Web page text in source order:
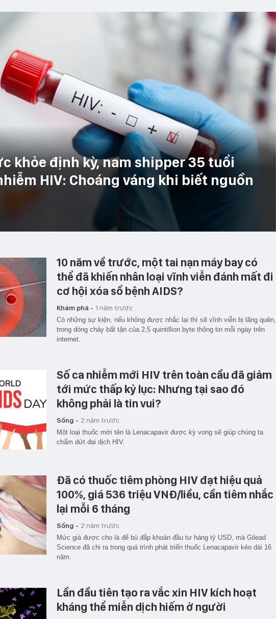
khỏe định kỳ, nam shipper 35 tuổi
HIV: Choáng váng khi biết nguồn
10 năm về trước, một tai nạn máy bay có
thể đã khiến nhân loại vĩnh viễn đánh mất đi
cơ hội xóa sổ bệnh AIDS?
Khám phá - 1 năm trước
Có những sự kiện, nếu không được nhắc lại thì sẽ vĩnh viễn bị lãng quên,
trong dòng chảy bất tận của 2,5 quintillion byte thông tin mỗi ngày trên
internet.
Số ca nhiễm mới HIV trên toàn cầu đã giảm
tới mức thấp kỷ lục: Nhưng tại sao đó
không phải là tin vui?
Sống - 2 năm trước
Một loại thuốc mới tên là Lenacapavir được kỳ vọng sẽ giúp chúng ta
chấm dứt đại dịch HIV.
Đã có thuốc tiêm phòng HIV đạt hiệu quả
100%, giá 536 triệu VNĐ/liều, cần tiêm nhắc
lại mỗi 6 tháng
Sống - 2 năm trước
Mức giá được cho là để bù đắp khoản đầu tư hàng tỷ USD, mà Gilead
Science đã chi ra trong quá trình phát triển thuốc Lenacapavir kéo dài 16
năm.
Lần đầu tiên tạo ra vắc xin HIV kích hoạt
kháng thể miễn dịch hiếm ở người